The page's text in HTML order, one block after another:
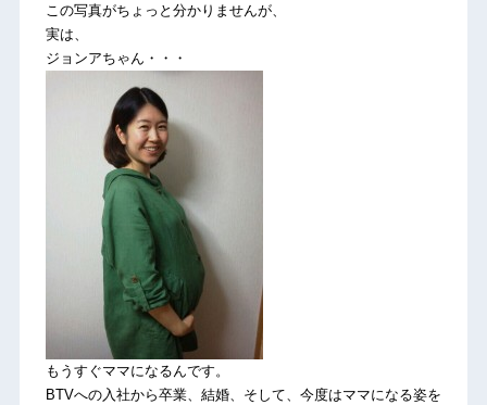
この写真がちょっと分かりませんが、
実は、
ジョンアちゃん・・・
もうすぐママになるんです。
BTVへの入社から卒業、結婚、そして、今度はママになる姿を